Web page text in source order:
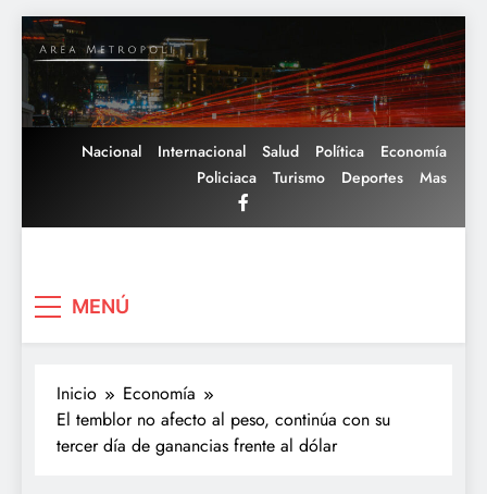
Saltar
al
contenido
Nacional Internacional Salud Política
Economía
Policiaca
Turismo Deportes Mas
MENÚ
Inicio
Economía
El temblor no afecto al peso, continúa con su
tercer día de ganancias frente al dólar